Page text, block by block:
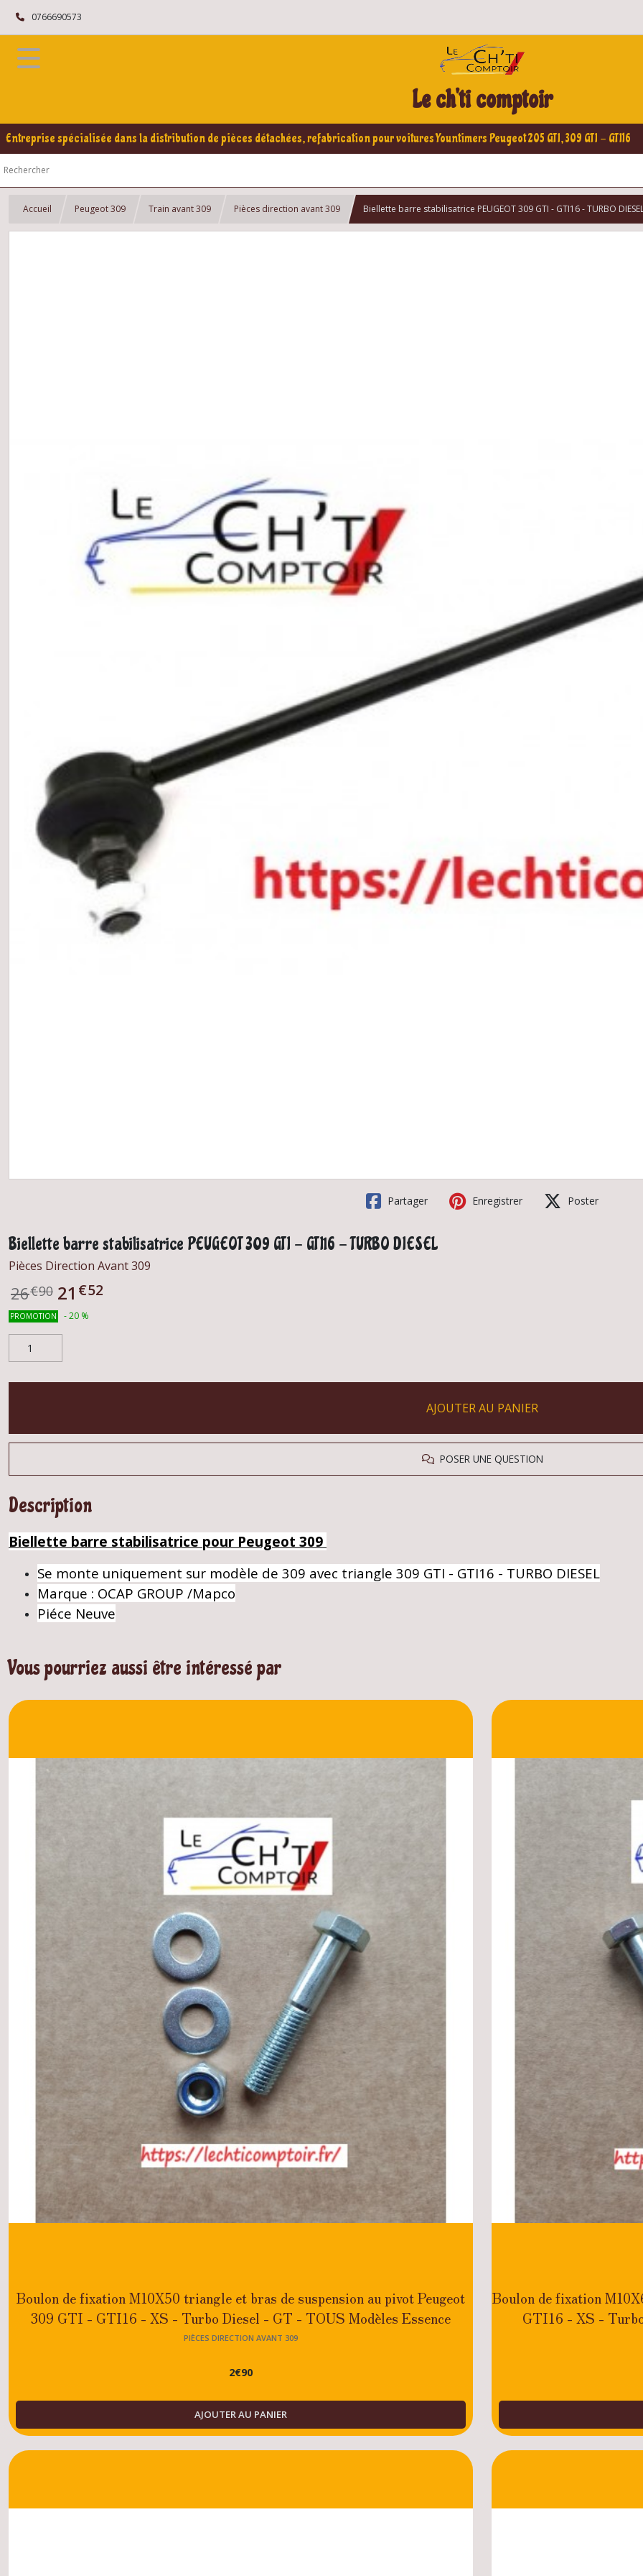
0766690573
Le ch'ti comptoir
Entreprise spécialisée dans la distribution de pièces détachées, refabrication pour voitures Yountimers Peugeot 205 GTI, 309 GTI - GTI16
Accueil Peugeot 309 Train avant 309 Pièces direction avant 309 Biellette barre stabilisatrice PEUGEOT 309 GTI - GTI16 - TURBO
Partager Enregistrer Poster
Biellette barre stabilisatrice PEUGEOT 309 GTI - GTI16 - TURBO DIESEL
Pièces Direction Avant 309
26€90 21 €52
PROMOTION -20 %
AJOUTER AU PANIER
POSER UNE QUESTION
Description
Biellette barre stabilisatrice pour Peugeot 309
Se monte uniquement sur modèle de 309 avec triangle 309 GTI - GTI16 - TURBO DIESEL
Marque : OCAP GROUP /Mapco
Piéce Neuve
Vous pourriez aussi être intéressé par
Boulon de fixation M10X50 triangle et bras de suspension au pivot Peugeot
309 GTI - GTI16 - XS - Turbo Diesel - GT - TOUS Modèles Essence
/Diesel
PIÈCES DIRECTION AVANT 309
2€90
AJOUTER AU PANIER
Boulon de fixation
GTI16 - XS -